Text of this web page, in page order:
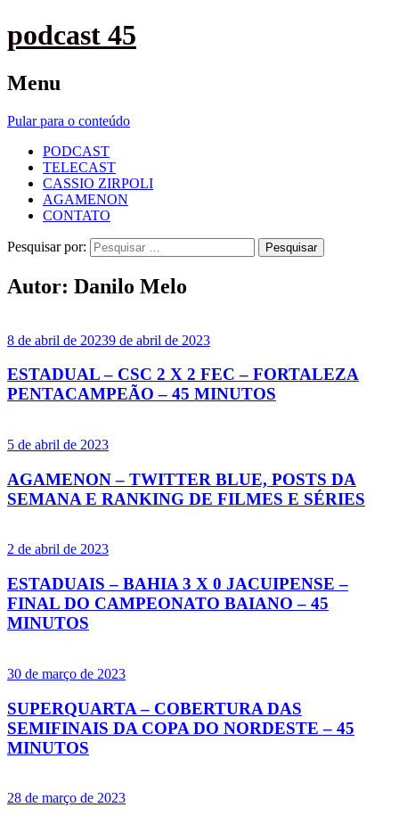
podcast 45
Menu
Pular para o conteúdo
PODCAST
TELECAST
CASSIO ZIRPOLI
AGAMENON
CONTATO
Pesquisar por:
Autor: Danilo Melo
8 de abril de 20239 de abril de 2023
ESTADUAL – CSC 2 X 2 FEC – FORTALEZA
PENTACAMPEÃO – 45 MINUTOS
5 de abril de 2023
AGAMENON – TWITTER BLUE, POSTS DA
SEMANA E RANKING DE FILMES E SÉRIES
2 de abril de 2023
ESTADUAIS – BAHIA 3 X 0 JACUIPENSE –
FINAL DO CAMPEONATO BAIANO – 45
MINUTOS
30 de março de 2023
SUPERQUARTA – COBERTURA DAS
SEMIFINAIS DA COPA DO NORDESTE – 45
MINUTOS
28 de março de 2023